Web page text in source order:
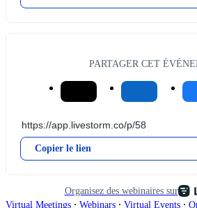
PARTAGER CET
Copier le lien
Organisez des webinaires sur
Virtual Meetings ∙ Webinars ∙ Virtual Events ∙